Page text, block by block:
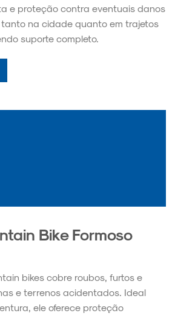
e proteção contra eventuais danos
na cidade quanto em trajetos
suporte completo.
Bike Formoso
bikes cobre roubos, furtos e
e terrenos acidentados. Ideal
ele oferece proteção